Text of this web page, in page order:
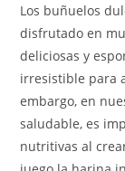
Los buñuelos
disfrutado en
deliciosas y
irresistible para
embargo, en
saludable, es
nutritivas al